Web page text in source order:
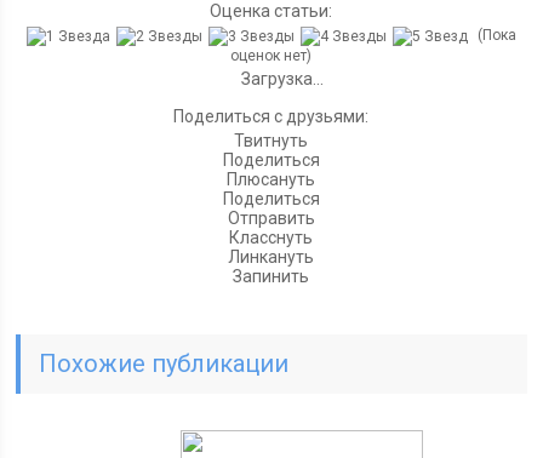
Оценка статьи:
(Пока
оценок нет)
Загрузка...
Поделиться с друзьями:
Твитнуть
Поделиться
Плюсануть
Поделиться
Отправить
Класснуть
Линкануть
Запинить
Похожие публикации